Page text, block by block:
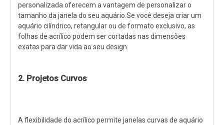
personalizada oferecem a vantagem de personalizar o
tamanho da janela do seu aquário.Se você deseja criar um
aquário cilíndrico, retangular ou de formato exclusivo, as
folhas de acrílico podem ser cortadas nas dimensões
exatas para dar vida ao seu design.
2. Projetos Curvos
A flexibilidade do acrílico permite janelas curvas de aquário